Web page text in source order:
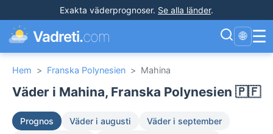
Exakta väderprognoser. Se alla länder.
Vadreti.com 🌐 ☰
Hem > Franska Polynesien > Mahina
Väder i Mahina, Franska Polynesien 🇵🇫
Prognos Väder i augusti
Väder i september